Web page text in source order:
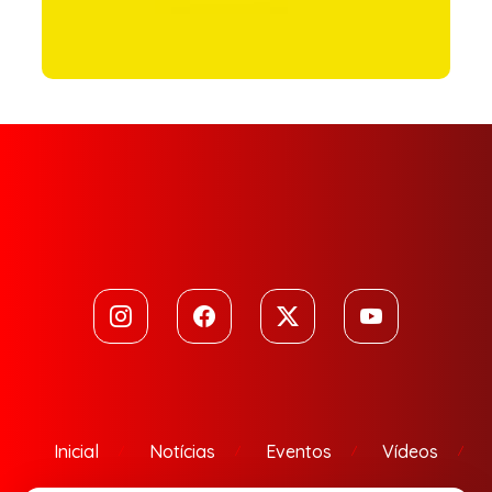
Inicial Notícias Eventos Vídeos